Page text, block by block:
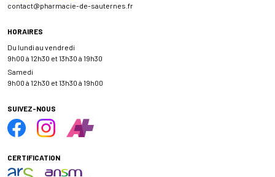
contact@pharmacie-de-sauternes.fr
HORAIRES
Du lundi au vendredi
9h00 à 12h30 et 13h30 à 19h30
Samedi
9h00 à 12h30 et 13h30 à 19h00
SUIVEZ-NOUS
CERTIFICATION